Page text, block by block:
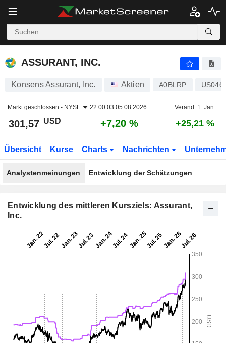
ASSURANT, INC.
ASSURANT, INC.
Konsens Assurant, Inc. Aktien A0BLRP
Markt geschlossen - NYSE 22:00:03 05.08.2026 Veränd. 1. Jan.
301,57 USD +7,20 % +25,21 %
Übersicht Kurse Charts Nachrichten
Analystenmeinungen Entwicklung der Schätzungen
Entwicklung des mittleren Kursziels: Assurant,
Inc.